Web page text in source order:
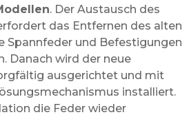
. Der Austausch des
das Entfernen des alten
Spannfeder und Befestigungen
Danach wird der neue
ausgerichtet und mit
installiert.
die Feder wieder